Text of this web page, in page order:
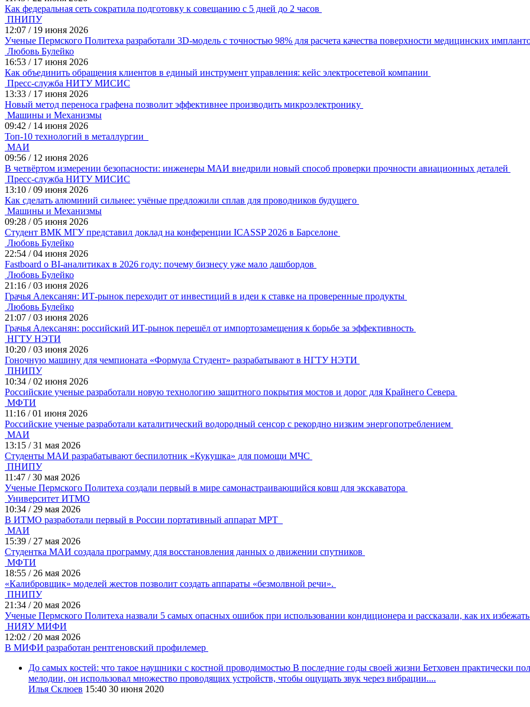
Как федеральная сеть сократила подготовку к совещанию с 5 дней до 2 часов
ПНИПУ
12:07 / 19 июня 2026
Ученые Пермского Политеха разработали 3D-модель с точностью 98% для расчета качества поверхности медицинских
Любовь Булейко
16:53 / 17 июня 2026
Как объединить обращения клиентов в единый инструмент управления: кейс электросетевой компании
Пресс-служба НИТУ МИСИС
13:33 / 17 июня 2026
Новый метод переноса графена позволит эффективнее производить микроэлектронику
Машины и Механизмы
09:42 / 14 июня 2026
Топ-10 технологий в металлургии
МАИ
09:56 / 12 июня 2026
В четвёртом измерении безопасности: инженеры МАИ внедрили новый способ проверки прочности авиационных деталей
Пресс-служба НИТУ МИСИС
13:10 /09 июня 2026
Как сделать алюминий сильнее: учёные предложили сплав для проводников будущего
Машины и Механизмы
09:28 /05 июня 2026
Студент ВМК МГУ представил доклад на конференции ICASSP 2026 в Барселоне
Любовь Булейко
22:54 /04 июня 2026
Fastboard о BI-аналитиках в 2026 году: почему бизнесу уже мало дашбордов
Любовь Булейко
21:16 /03 июня 2026
Грачья Алексанян: ИТ-рынок переходит от инвестиций в идеи к ставке на проверенные продукты
Любовь Булейко
21:07 /03 июня 2026
Грачья Алексанян: российский ИТ-рынок перешёл от импортозамещения к борьбе за эффективность
НГТУ НЭТИ
10:20 /03 июня 2026
Гоночную машину для чемпионата «Формула Студент» разрабатывают в НГТУ НЭТИ
ПНИПУ
10:34 /02 июня 2026
Российские ученые разработали новую технологию защитного покрытия мостов и дорог для Крайнего Севера
МФТИ
11:16 /01 июня 2026
Российские ученые разработали каталитический водородный сенсор с рекордно низким энергопотреблением
МАИ
13:15 /31 мая 2026
Студенты МАИ разрабатывают беспилотник «Кукушка» для помощи МЧС
ПНИПУ
11:47 /30 мая 2026
Ученые Пермского Политеха создали первый в мире самонастраивающийся ковш для экскаватора
Университет ИТМО
10:34 / 29 мая 2026
В ИТМО разработали первый в России портативный аппарат МРТ
МАИ
15:39 / 27 мая 2026
Студентка МАИ создала программу для восстановления данных о движении спутников
МФТИ
18:55 / 26 мая 2026
«Калибровщик» моделей жестов позволит создать аппараты «безмолвной речи».
ПНИПУ
21:34 / 20 мая 2026
Ученые Пермского Политеха назвали 5 самых опасных ошибок при использовании кондиционера и рассказали, как их
НИЯУ МИФИ
12:02 / 20 мая 2026
В МИФИ разработан рентгеновский профилемер
До самых костей: что такое наушники с костной проводимостью В последние годы своей жизни Бетховен практически
мелодии, он использовал множество проводящих устройств, чтобы ощущать звук через вибрации....
Илья Склюев 15:40 30 июня 2020